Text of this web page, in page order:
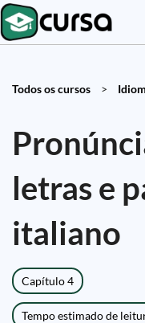
Todos os cursos >
letras e
italiano
Capítulo 4
Tempo estimado de